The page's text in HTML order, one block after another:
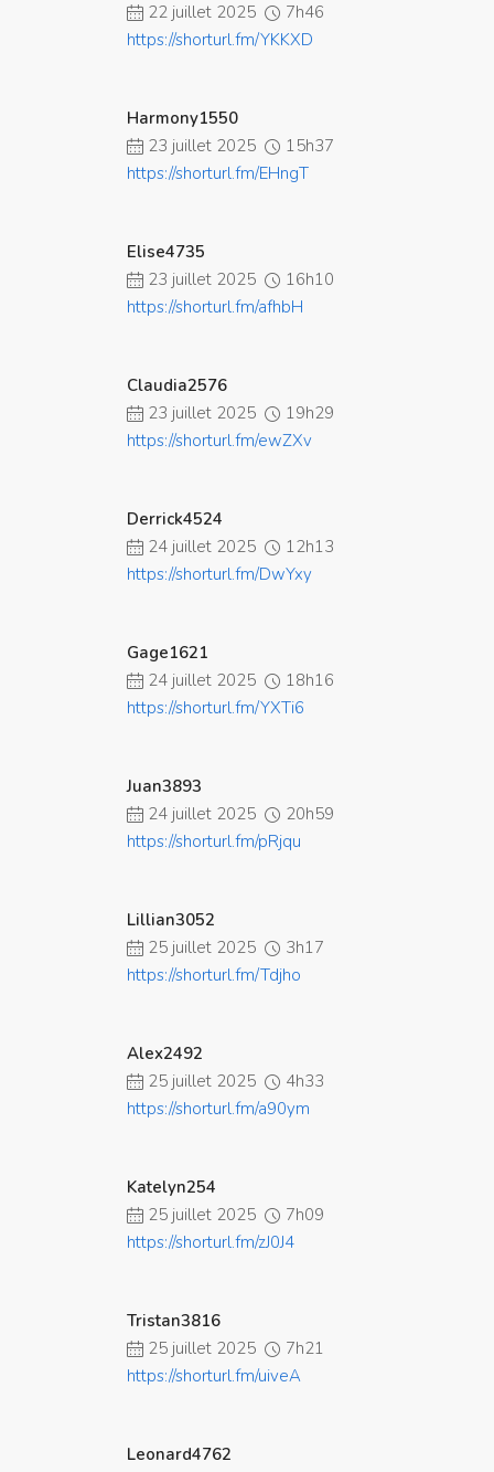
22 juillet 2025
7h46
https://shorturl.fm/YKKXD
Harmony1550
23 juillet 2025
15h37
https://shorturl.fm/EHngT
Elise4735
23 juillet 2025
16h10
https://shorturl.fm/afhbH
Claudia2576
23 juillet 2025
19h29
https://shorturl.fm/ewZXv
Derrick4524
24 juillet 2025
12h13
https://shorturl.fm/DwYxy
Gage1621
24 juillet 2025
18h16
https://shorturl.fm/YXTi6
Juan3893
24 juillet 2025
20h59
https://shorturl.fm/pRjqu
Lillian3052
25 juillet 2025
3h17
https://shorturl.fm/Tdjho
Alex2492
25 juillet 2025
4h33
https://shorturl.fm/a90ym
Katelyn254
25 juillet 2025
7h09
https://shorturl.fm/zJ0J4
Tristan3816
25 juillet 2025
7h21
https://shorturl.fm/uiveA
Leonard4762